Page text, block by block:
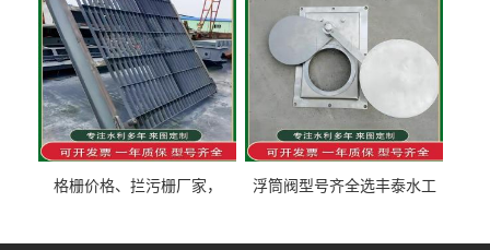
格栅价格、拦污栅厂家，
浮筒阀型号齐全选丰泰水工
道水库电站污水处理钢制闸